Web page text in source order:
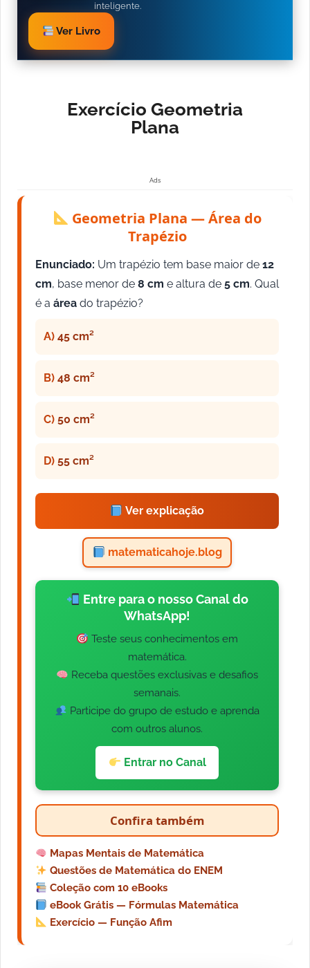
inteligente.
Ver Livro
Exercício Geometria
Plana
Ads
Geometria Plana — Área do
Trapézio
Enunciado: Um trapézio tem base maior de 12
cm, base menor de 8 cm e altura de 5 cm. Qual
é a área do trapézio?
A) 45 cm²
B) 48 cm²
C) 50 cm²
D) 55 cm²
Ver explicação
matematicahoje.blog
Entre para o nosso Canal do
WhatsApp!
Teste seus conhecimentos em
matemática.
Receba questões exclusivas e desafios
semanais.
Participe do grupo de estudo e aprenda
com outros alunos.
Entrar no Canal
Confira também
Mapas Mentais de Matemática
Questões de Matemática do ENEM
Coleção com 10 eBooks
eBook Grátis — Fórmulas Matemática
Exercício — Função Afim